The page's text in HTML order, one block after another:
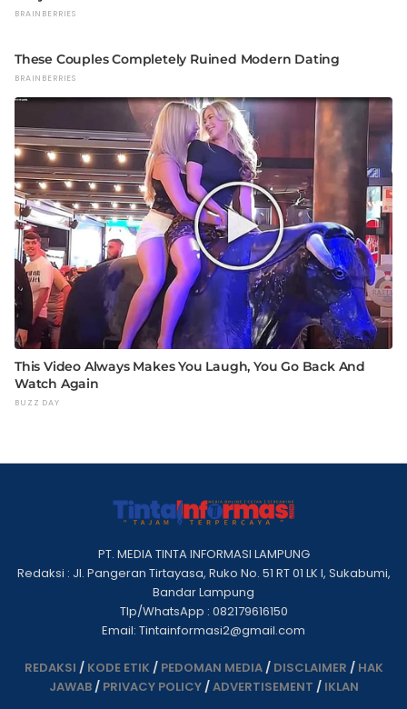
PT. MEDIA TINTA INFORMASI LAMPUNG
Redaksi : Jl. Pangeran Tirtayasa, Ruko No. 51 RT 01 LK I, Sukabumi,
Bandar Lampung
Tlp/WhatsApp : 082179616150
Email: Tintainformasi2@gmail.com
REDAKSI / KODE ETIK / PEDOMAN MEDIA/ DISCLAIMER / HAK
JAWAB/ PRIVACY POLICY/ADVERTISEMENT / IKLAN